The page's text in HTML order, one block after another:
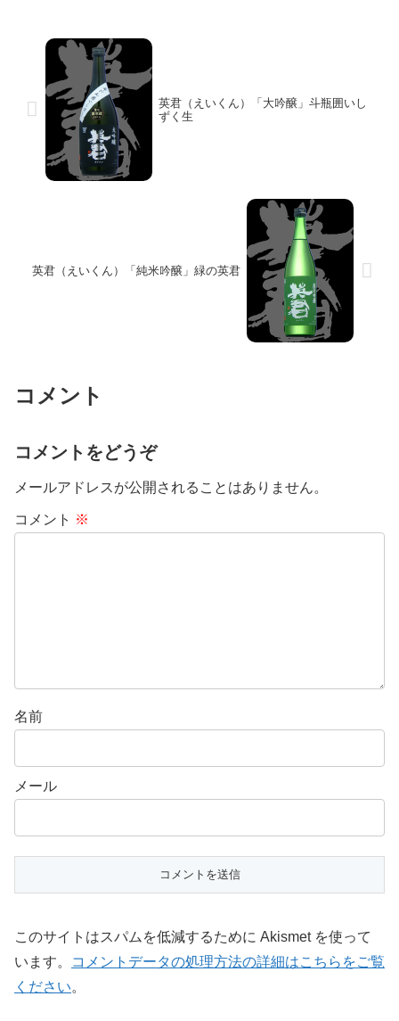
英君（えいくん）「大吟醸」斗瓶囲いし
ずく生
英君（えいくん）「純米吟醸」緑の英君
コメント
コメントをどうぞ
メールアドレスが公開されることはありません。
コメント ※
名前
メール
このサイトはスパムを低減するために Akismet を使って
います。
コメントデータの処理方法の詳細はこちらをご覧
ください。